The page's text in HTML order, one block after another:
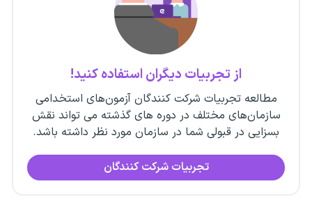
از تجربیات دیگران استفاده کنید!
مطالعه تجربیات شرکت کنندگان آزمون‌های استخدامی
سازمان‌های مختلف در دوره های گذشته می تواند نقش
بسزایی در قبولی شما در سازمان مورد نظر داشته باشد.
تجربیات شرکت کنندگان